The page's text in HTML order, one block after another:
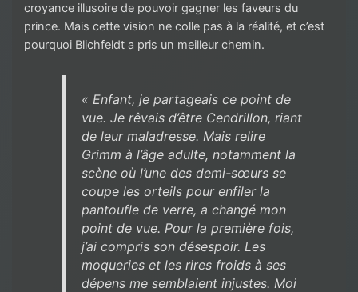
croyance illusoire de pouvoir gagner les faveurs du
prince. Mais cette vision ne colle pas à la réalité, et c’est
pourquoi Blichfeldt a pris un meilleur chemin.
« Enfant, je partageais ce point de
vue. Je rêvais d’être Cendrillon, riant
de leur maladresse. Mais relire
Grimm à l’âge adulte, notamment la
scène où l’une des demi-sœurs se
coupe les orteils pour enfiler la
pantoufle de verre, a changé mon
point de vue. Pour la première fois,
j’ai compris son désespoir. Les
moqueries et les rires froids à ses
dépens me semblaient injustes. Moi